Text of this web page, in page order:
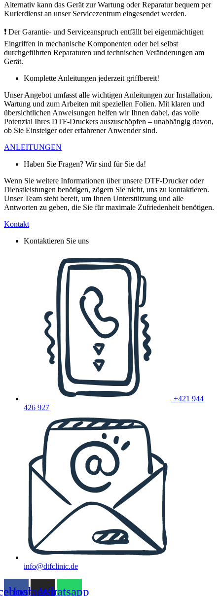
Alternativ kann das Gerät zur Wartung oder Reparatur bequem per
Kurierdienst an unser Servicezentrum eingesendet werden.
❗ Der Garantie- und Serviceanspruch entfällt bei eigenmächtigen
Eingriffen in mechanische Komponenten oder bei selbst
durchgeführten Reparaturen und technischen Veränderungen am
Gerät.
Komplette Anleitungen jederzeit griffbereit!
Unser Angebot umfasst alle wichtigen Anleitungen zur Installation,
Wartung und zum Arbeiten mit speziellen Folien. Mit klaren und
übersichtlichen Anweisungen helfen wir Ihnen dabei, das volle
Potenzial Ihres DTF-Druckers auszuschöpfen – unabhängig davon,
ob Sie Einsteiger oder erfahrener Anwender sind.
ANLEITUNGEN
Haben Sie Fragen? Wir sind für Sie da!
Wenn Sie weitere Informationen über unsere DTF-Drucker oder
Dienstleistungen benötigen, zögern Sie nicht, uns zu kontaktieren.
Unser Team steht bereit, um Ihnen Unterstützung und alle
Antworten zu geben, die Sie für maximale Zufriedenheit benötigen.
Kontakt
Kontaktieren Sie uns
+421 944
426 927
info@dtfclinic.de
InstagramWhatsapp